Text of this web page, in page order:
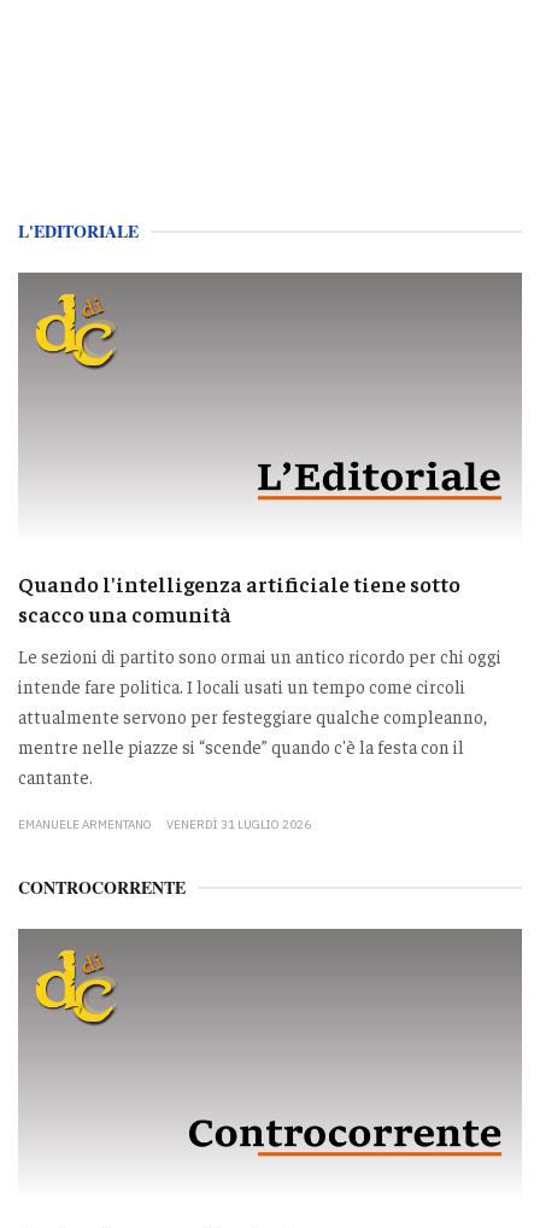
L'EDITORIALE
Quando l'intelligenza artificiale tiene sotto
scacco una comunità
Le sezioni di partito sono ormai un antico ricordo per chi oggi
intende fare politica. I locali usati un tempo come circoli
attualmente servono per festeggiare qualche compleanno,
mentre nelle piazze si “scende” quando c'è la festa con il
cantante.
EMANUELE ARMENTANO VENERDÌ 31 LUGLIO 2026
CONTROCORRENTE